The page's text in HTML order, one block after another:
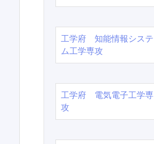
工学府 知能情報システ
ム工学専攻
工学府 電気電子工学専
攻